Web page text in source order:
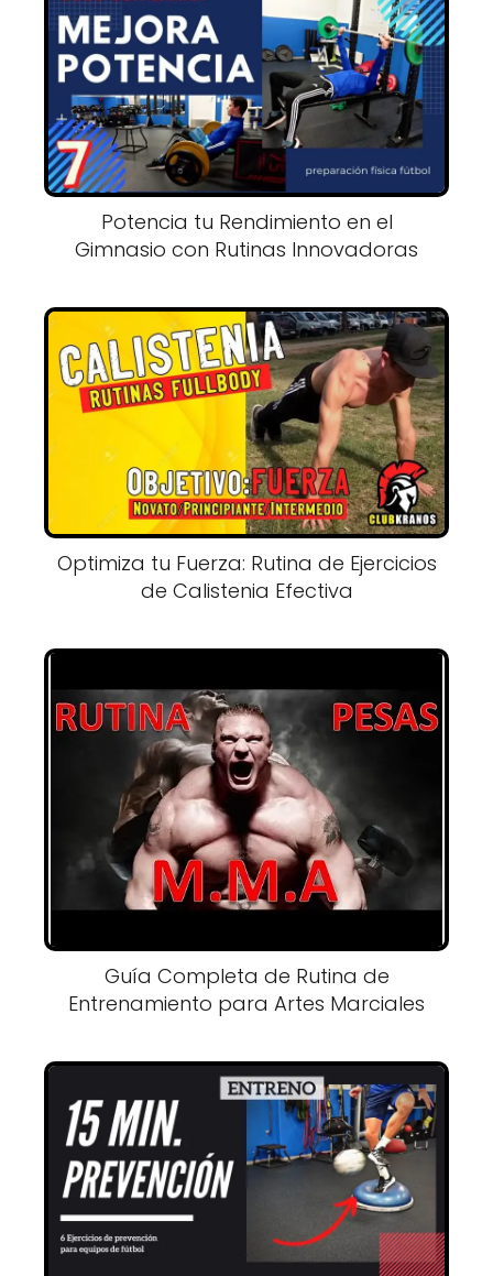
Potencia tu Rendimiento en el
Gimnasio con Rutinas Innovadoras
Optimiza tu Fuerza: Rutina de Ejercicios
de Calistenia Efectiva
Guía Completa de Rutina de
Entrenamiento para Artes Marciales